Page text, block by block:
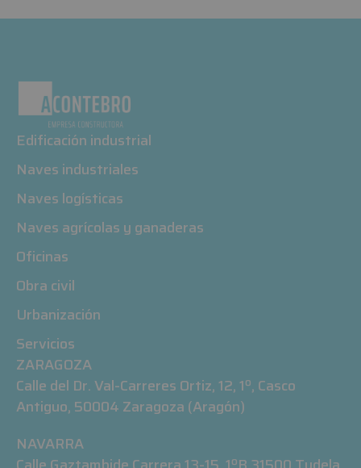
Edificación industrial
Naves industriales
Naves logísticas
Naves agrícolas y ganaderas
Oficinas
Obra civil
Urbanización
Servicios
ZARAGOZA
Calle del Dr. Val-Carreres Ortiz, 12, 1º, Casco
Antiguo, 50004 Zaragoza (Aragón)
NAVARRA